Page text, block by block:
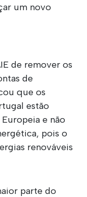
um novo
de remover os
de
que os
estão
e não
pois o
renováveis
parte do